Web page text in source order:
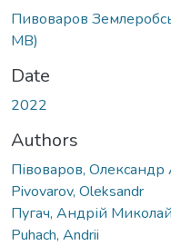
Пивоваров
MB)
Date
2022
Authors
Півоваров,
Pivovarov, Oleksandr
Пугач, Андрій
Puhach, Andrii